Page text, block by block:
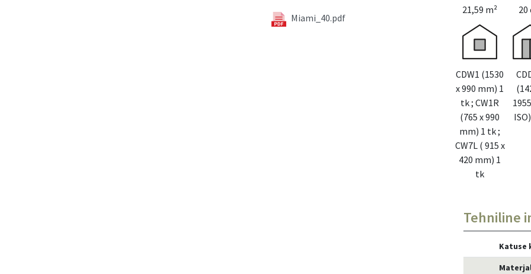
Miami_40.pdf
700 x 700
21,59 m² 20
CDW1 (1530
x 990 mm) 1
tk ; CW1R
(765 x 990
mm) 1 tk ;
CW7L ( 915 x
420 mm) 1
tk
Tehniline
Katuse